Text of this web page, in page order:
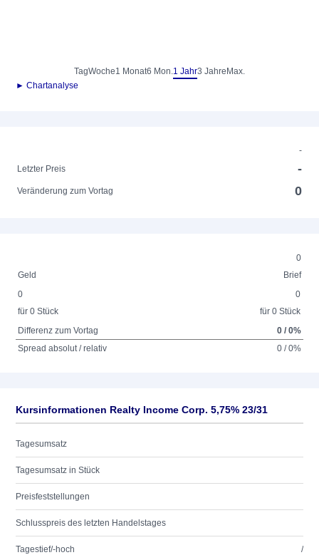
TagWoche1 Monat6 Mon.1 Jahr3 Jahre Max.
► Chartanalyse
-
Letzter Preis
-
Veränderung zum Vortag 0
0
Geld
Brief
0
für 0 Stück
0
für 0 Stück
Differenz zum Vortag
0 / 0%
Spread absolut / relativ
0 / 0%
Kursinformationen Realty Income Corp. 5,75% 23/31
Tagesumsatz
Tagesumsatz in Stück
Preisfeststellungen
Schlusspreis des letzten Handelstages
Tagestief/-hoch /